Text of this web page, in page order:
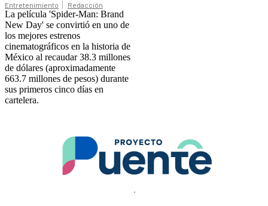
Entretenimiento Redacción
La película 'Spider-Man: Brand
New Day' se convirtió en uno de
los mejores estrenos
cinematográficos en la historia de
México al recaudar 38.3 millones
de dólares (aproximadamente
663.7 millones de pesos) durante
sus primeros cinco días en
cartelera.
.